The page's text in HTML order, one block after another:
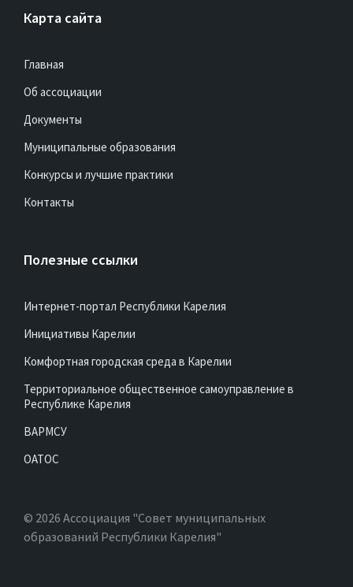
Карта сайта
Главная
Об ассоциации
Документы
Муниципальные образования
Конкурсы и лучшие практики
Контакты
Полезные ссылки
Интернет-портал Республики Карелия
Инициативы Карелии
Комфортная городская среда в Карелии
Территориальное общественное самоуправление в
Республике Карелия
ВАРМСУ
ОАТОС
© 2026 Ассоциация "Совет муниципальных
образований Республики Карелия"